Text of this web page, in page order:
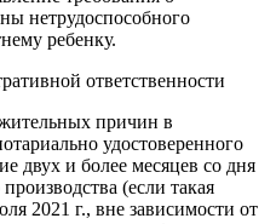
нетрудоспособного
ребенку.
ответственности
причин в
удостоверенного
двух и более месяцев со дня
(если такая
2021 г., вне зависимости от